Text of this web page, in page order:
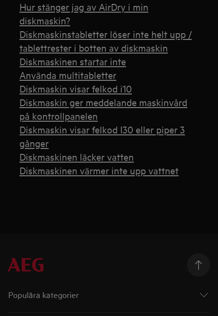
Hur stänger jag av AirDry i min
diskmaskin?
Diskmaskinstabletter löser inte helt upp /
tablettrester i botten av diskmaskin
Diskmaskinen startar inte
Använda multitabletter
Diskmaskin visar felkod i10
Diskmaskin ger meddelande maskinvård
på kontrollpanelen
Diskmaskin visar felkod I30 eller piper 3
gånger
Diskmaskinen läcker vatten
Diskmaskinen värmer inte upp vattnet
Populära kategorier